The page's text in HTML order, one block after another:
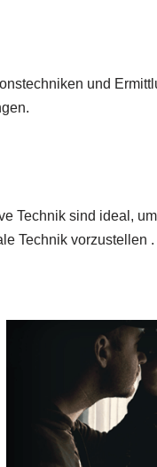
und
Technik sind ideal,
Technik vorzustellen .